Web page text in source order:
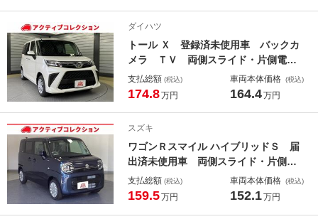
ー ベンチシート ＣＶＴ
ダイハツ
トール Ｘ 登録済未使用車 バックカ
メラ ＴＶ 両側スライド・片側電
動 クリアランスソナー 衝突被害軽
減システム オートライト スマート
システム
支払総額 (税込)
174.8万円
車両本体価格 (税込)
164.4万円
スズキ
ワゴンＲスマイル ハイブリッドＳ 届
出済未使用車 両側スライド・片側電
動 クリアランスソナー オートクル
ーズコントロール レーンアシスト
支払総額 (税込)
159.5万円
車両本体価格 (税込)
152.1万円